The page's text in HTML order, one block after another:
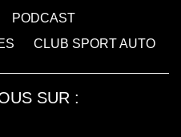
PODCAST
CLUB SPORT AUTO
SUR :